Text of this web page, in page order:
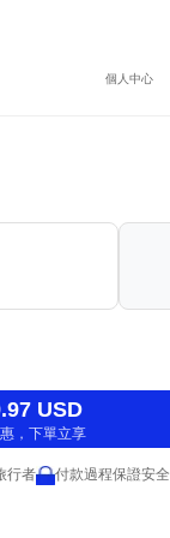
個人中心
USD
，下單立享
行者 付款過程保證安全